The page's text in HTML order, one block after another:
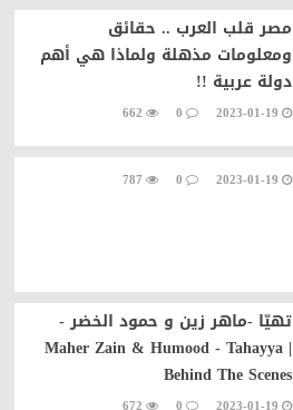
مصر قلب العرب .. حقائق
ومعلومات مذهلة ولماذا هي أهم
دولة عربية !!
2023-01-19
0
662
2023-01-19
0
787
تهيّا -ماهر زين و حمود الخضر -
Maher Zain & Humood - Tahayya |
Behind The Scenes